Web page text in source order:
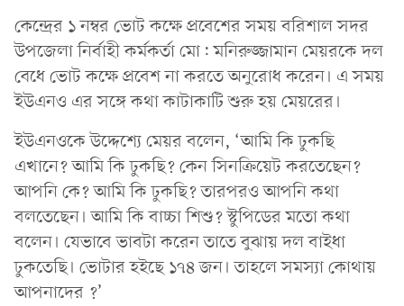
কেন্দ্রের ১ নম্বর ভোট ক‌ক্ষে প্রবে‌শের সময় ব‌রিশাল সদর
উপ‌জেলা নির্বাহী কর্মকর্তা মো: ম‌নিরুজ্জামান মেয়রকে দল
বে‌ধে ভোট ক‌ক্ষে প্রবেশ না কর‌তে অনু‌রোধ ক‌রেন। এ সময়
ইউএনও এর সঙ্গে কথা কাটাকাটি শুরু হয় মেয়রের।
ইউএনওকে উ‌দ্দে‌শ্যে মেয়র ব‌লেন, ‘আ‌মি কি ঢুক‌ছি
এখা‌নে? আ‌মি কি ঢুক‌ছি? কেন সিনক্রিয়েট কর‌তে‌ছেন?
আপ‌নি কে? আ‌মি কি ঢুক‌ছি? তারপরও আপ‌নি কথা
বলতে‌ছেন। আ‌মি কি বাচ্চা শিশু? স্টু‌পি‌ডের মতো কথা
ব‌লেন। যেভাবে ভাবটা ক‌রেন তা‌তে বুঝায় দল বাইধা
ঢুক‌তে‌ছি। ভোটার হই‌ছে ১৭৪ জন। তাহ‌লে সমস্যা কোথায়
আপনা‌দের ?’